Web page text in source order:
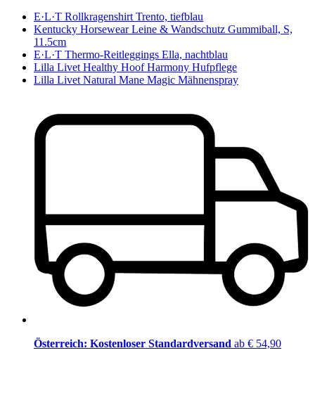
E·L·T Rollkragenshirt Trento, tiefblau
Kentucky Horsewear Leine & Wandschutz Gummiball, S,
11.5cm
E·L·T Thermo-Reitleggings Ella, nachtblau
Lilla Livet Healthy Hoof Harmony Hufpflege
Lilla Livet Natural Mane Magic Mähnenspray
Österreich: Kostenloser Standardversand ab € 54,90